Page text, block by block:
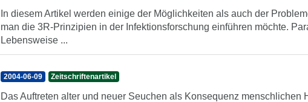
In diesem Artikel werden einige der Möglichkeiten als auch der
man die 3R-Prinzipien in der Infektionsforschung einführen möchte.
Lebensweise ...
2004-06-09 Zeitschriftenartikel
Das Auftreten alter und neuer Seuchen als Konsequenz menschlichen